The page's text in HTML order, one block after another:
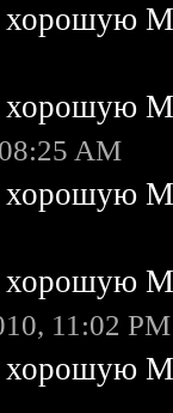
хорошую
хорошую
AM
хорошую
хорошую
11:02 PM
хорошую